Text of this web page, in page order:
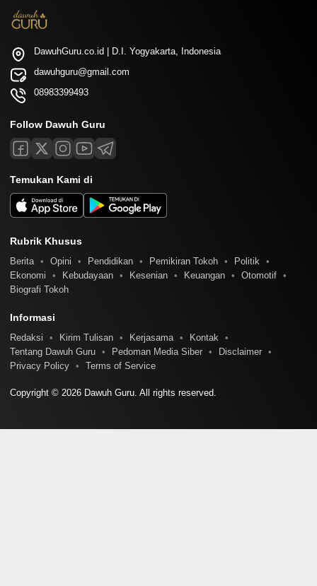
DawuhGuru.co.id | D.I. Yogyakarta, Indonesia
dawuhguru@gmail.com
08983399493
Follow Dawuh Guru
Temukan Kami di
Rubrik Khusus
Berita Opini Pendidikan Pemikiran Tokoh
Politik
Ekonomi
Kebudayaan Kesenian Keuangan
Otomotif
Biografi Tokoh
Informasi
Redaksi Kirim Tulisan Kerjasama
Kontak
Tentang Dawuh Guru
Pedoman Media Siber
Disclaimer
Privacy Policy
Terms of Service
Copyright © 2026 Dawuh Guru. All rights reserved.